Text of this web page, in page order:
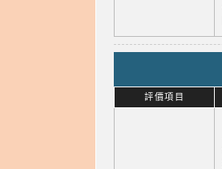
評價項目